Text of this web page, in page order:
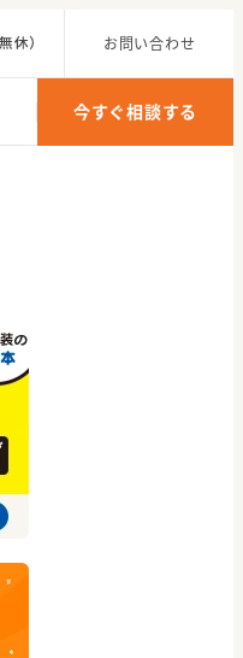
お問い合わせ
今すぐ相談する